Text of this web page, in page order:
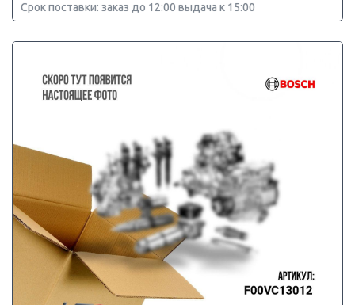
Срок поставки: заказ до 12:00 выдача к 15:00